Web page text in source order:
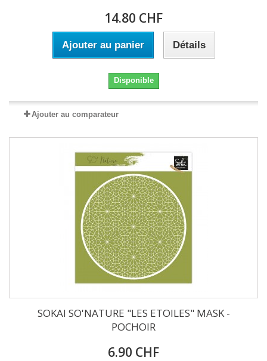
14.80 CHF
Ajouter au panier Détails
Disponible
Ajouter au comparateur
SOKAI SO'NATURE "LES ETOILES" MASK -
POCHOIR
6.90 CHF